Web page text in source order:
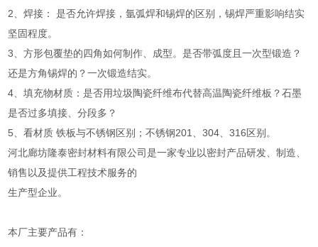
2、焊接： 是否允许焊接，氩弧焊和锡焊的区别，锡焊严重影响结实
坚固程度。
3、方形包覆垫的四角如何制作、成型。是否带弧度且一次型锻造？
还是方角锡焊的？一次锻造结实。
4、填充物材质：是否用垃圾陶瓷纤维布代替高温陶瓷纤维板？石墨
是否过多填接、分段多？
5、看材质 铁板与不锈钢区别；不锈钢201、304、316区别。
河北廊坊隆泰密封材料有限公司是一家专业以密封产品研发、制造、
销售以及提供工程技术服务的
生产型企业。
本厂主要产品有：